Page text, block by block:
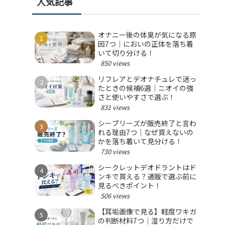
オナニー後の体臭が気になる原
因7つ｜においの正体を落ち着
いて切り分ける！
850 views
リフレアとデオナチュレで迷っ
たときの候補6選｜ニオイの強
さと使いやすさで選ぶ！
831 views
シーブリーズが販売終了と言わ
れる理由7つ｜なぜ買えないの
かを落ち着いて見分ける！
730 views
シークレットデオドラントはド
ンキで買える？通販で選ぶ前に
見るべきポイント！
506 views
【耳垢画像で見る】軽度ワキガ
の判断材料7つ｜湿り方だけで